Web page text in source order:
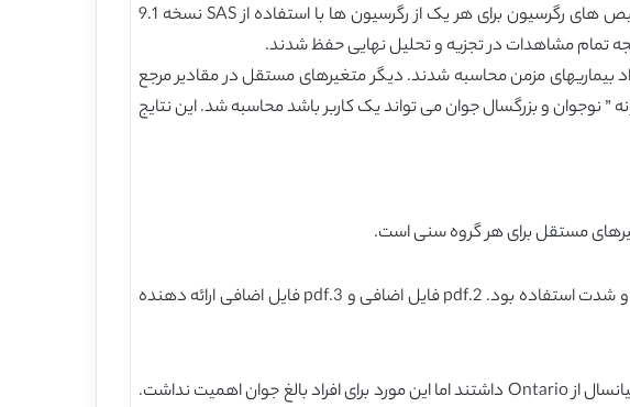
باروری (به عنوان مثال نسخه های کنترل بارداری، غربالگری دهانه رحم) نسبت به مردان داشته باشند. تشخیص های رگرسیون برای هر یک از رگرسیون ها با استفاده از SAS نسخه 9.1
مزمن محاسبه شدند. دیگر متغیرهای مستقل در مقادیر مرجع
نوجوان و بزرگسال جوان می تواند یک کاربر باشد محاسبه شد. این نتایج
جداول 2 و 3 گزارش نتایج حاصل از رگرسیون لجستیک چند متغیره برای هر گروه سنی برای دو پیامد استفاده و شدت استفاده بود. 2.pdf فایل اضافی و 3.pdf فایل اضافی ارائه دهنده
با توجه به استفاده، پاسخ دهندگان از Quebec شانس کمتری برای کاربر بودن را نسبت به کم سن و سال و میانسال از Ontario داشتند اما این مورد برای افراد بالغ جوان اهمیت نداشت.